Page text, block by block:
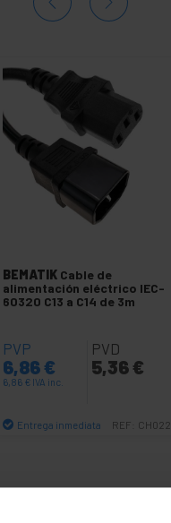
BEMATIK Cable de
alimentación eléctrico IEC-
60320 C13 a C14 de 3m
PVP
6,86€
6,86 € IVA inc.
PVD
5,36 €
Entrega inmediata REF: CH022